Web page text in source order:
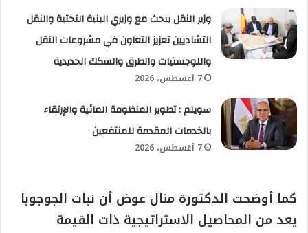
وزير النقل يبحث مع وزيري البنية التحتية والنقل
التشاديين تعزيز التعاون في مشروعات النقل
واللوجستيات والطرق والسكك الحديدية
7 أغسطس، 2026
سويلم : تطوير المنظومة المائية والإرتقاء
بالخدمات المقدمة للمنتفعين
7 أغسطس، 2026
كما أوضحت الدكتورة منال عوض أن نبات الجوجوبا
يعد من المحاصيل الاستراتيجية ذات القيمة